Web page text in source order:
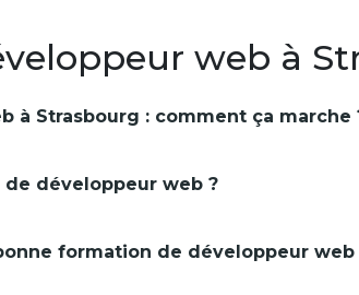
web à
à Strasbourg : comment ça marche
développeur web ?
formation de développeur web